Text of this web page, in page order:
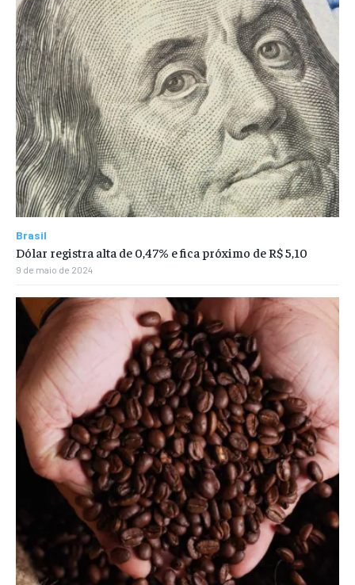
Brasil
Dólar registra alta de 0,47% e fica próximo de R$ 5,10
9 de maio de 2024